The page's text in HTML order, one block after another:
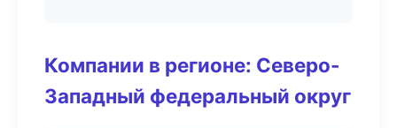
Компании в регионе: Северо-
Западный федеральный округ